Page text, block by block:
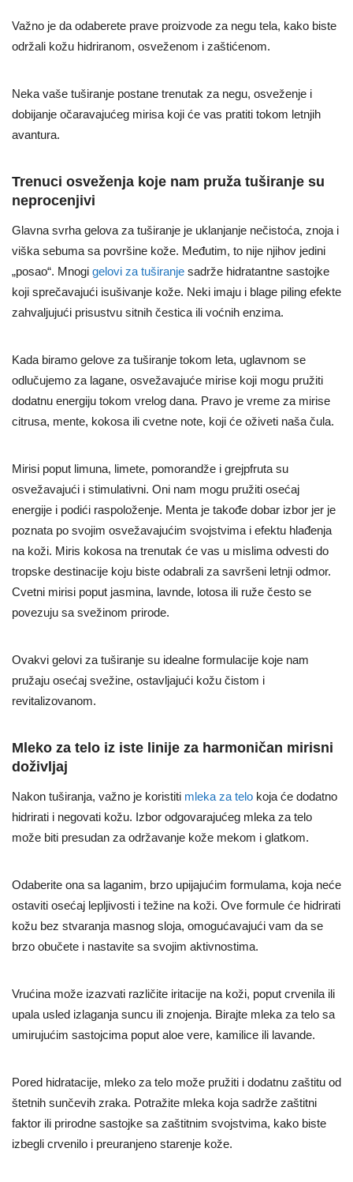
Važno je da odaberete prave proizvode za negu tela, kako biste
održali kožu hidriranom, osveženom i zaštićenom.
Neka vaše tuširanje postane trenutak za negu, osveženje i
dobijanje očaravajućeg mirisa koji će vas pratiti tokom letnjih
avantura.
Trenuci osveženja koje nam pruža tuširanje su
neprocenjivi
Glavna svrha gelova za tuširanje je uklanjanje nečistoća, znoja i
viška sebuma sa površine kože. Međutim, to nije njihov jedini
„posao“. Mnogi gelovi za tuširanje sadrže hidratantne sastojke
koji sprečavajući isušivanje kože. Neki imaju i blage piling efekte
zahvaljujući prisustvu sitnih čestica ili voćnih enzima.
Kada biramo gelove za tuširanje tokom leta, uglavnom se
odlučujemo za lagane, osvežavajuće mirise koji mogu pružiti
dodatnu energiju tokom vrelog dana. Pravo je vreme za mirise
citrusa, mente, kokosa ili cvetne note, koji će oživeti naša čula.
Mirisi poput limuna, limete, pomorandže i grejpfruta su
osvežavajući i stimulativni. Oni nam mogu pružiti osećaj
energije i podići raspoloženje. Menta je takođe dobar izbor jer je
poznata po svojim osvežavajućim svojstvima i efektu hlađenja
na koži. Miris kokosa na trenutak će vas u mislima odvesti do
tropske destinacije koju biste odabrali za savršeni letnji odmor.
Cvetni mirisi poput jasmina, lavnde, lotosa ili ruže često se
povezuju sa svežinom prirode.
Ovakvi gelovi za tuširanje su idealne formulacije koje nam
pružaju osećaj svežine, ostavljajući kožu čistom i
revitalizovanom.
Mleko za telo iz iste linije za harmoničan mirisni
doživljaj
Nakon tuširanja, važno je koristiti mleka za telo koja će dodatno
hidrirati i negovati kožu. Izbor odgovarajućeg mleka za telo
može biti presudan za održavanje kože mekom i glatkom.
Odaberite ona sa laganim, brzo upijajućim formulama, koja neće
ostaviti osećaj lepljivosti i težine na koži. Ove formule će hidrirati
kožu bez stvaranja masnog sloja, omogućavajući vam da se
brzo obučete i nastavite sa svojim aktivnostima.
Vrućina može izazvati različite iritacije na koži, poput crvenila ili
upala usled izlaganja suncu ili znojenja. Birajte mleka za telo sa
umirujućim sastojcima poput aloe vere, kamilice ili lavande.
Pored hidratacije, mleko za telo može pružiti i dodatnu zaštitu od
štetnih sunčevih zraka. Potražite mleka koja sadrže zaštitni
faktor ili prirodne sastojke sa zaštitnim svojstvima, kako biste
izbegli crvenilo i preuranjeno starenje kože.